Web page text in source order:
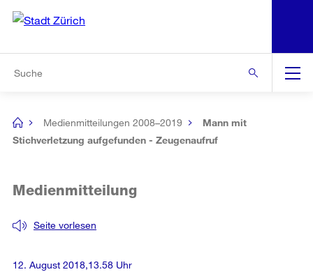
Navigation
[no
title]
Medienmitteilungen 2008–2019
Mann mit
Stichverletzung aufgefunden - Zeugenaufruf
Seite vorlesen
Medienmitteilung
12. August 2018,13.58 Uhr